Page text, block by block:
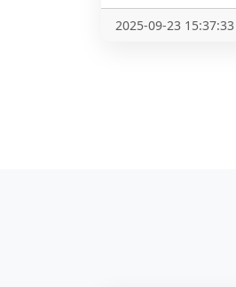
2025-09-23 15:37:33